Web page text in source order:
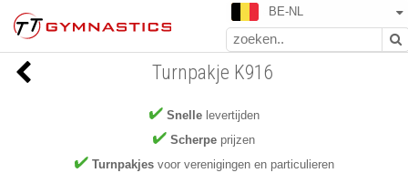
BE-NL
Snellelevertijden
Scherpe prijzen
Turnpakjesvoor verenigingen en particulieren
Turnpakje K916